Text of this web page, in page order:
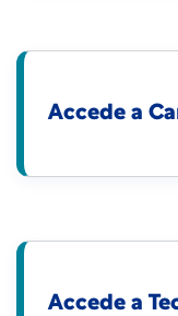
Accede a
Accede a